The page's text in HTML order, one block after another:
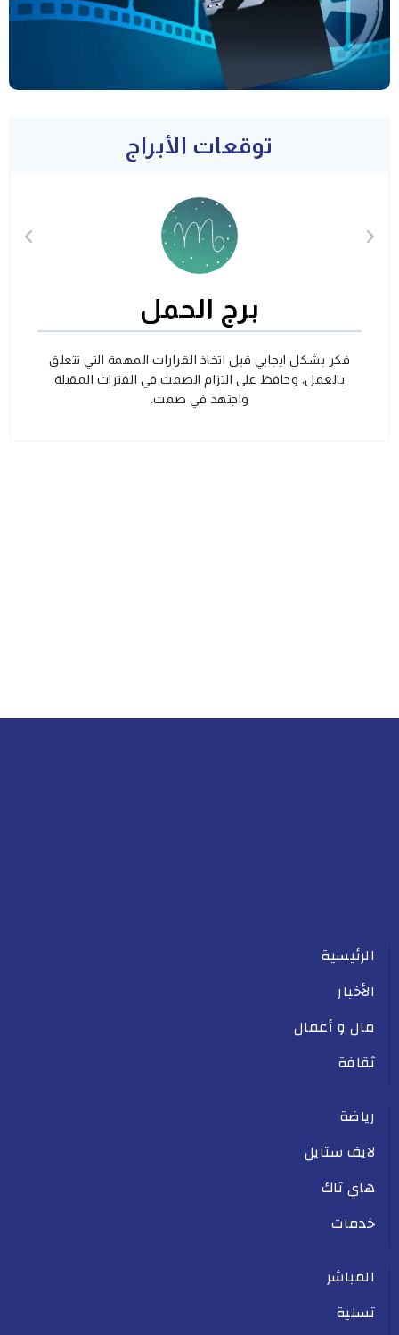
توقعات الأبراج
برج الحمل
فكر بشكل ايجابي قبل اتخاذ القرارات المهمة التي تتعلق
بالعمل، وحافظ على التزام الصمت في الفترات المقبلة
واجتهد في صمت.
الرئيسية
الأخبار
مال و أعمال
ثقافة
رياضة
لايف ستايل
هاي تاك
خدمات
المباشر
تسلية